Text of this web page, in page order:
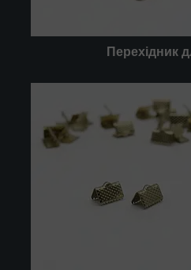
Перехідник